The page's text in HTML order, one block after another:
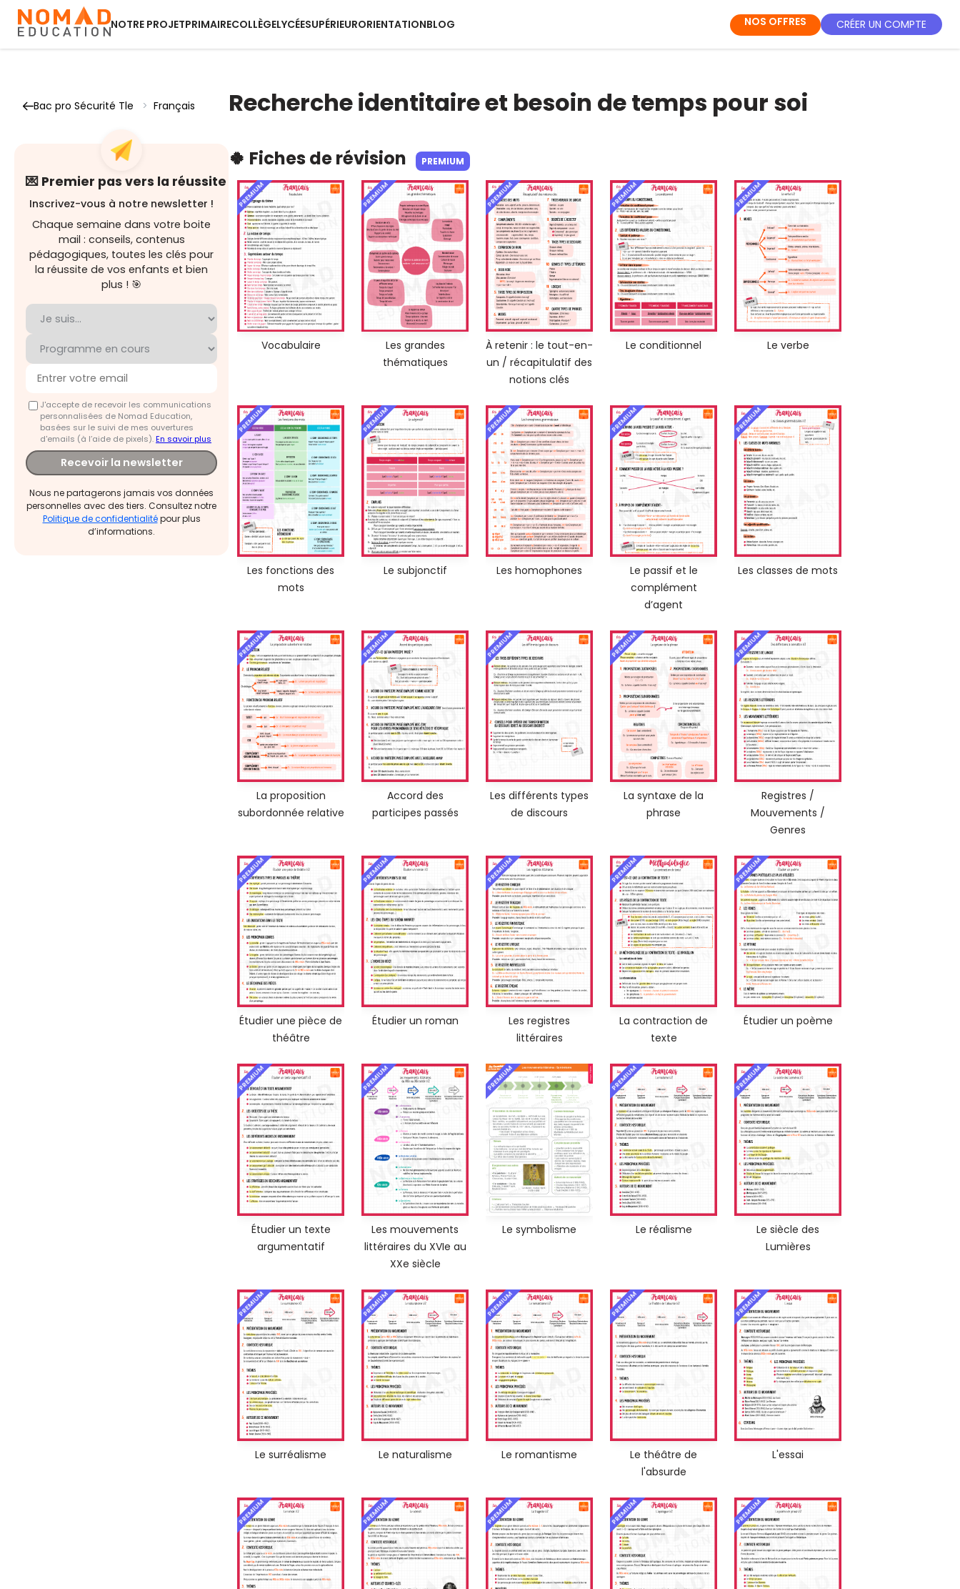
NOTRE PROJETPRIMAIRECOLLÈGELYCÉESUPÉRIEURORIENTATIONBLOG NOS OFFRES CRÉER UN COMPTE
Bac pro Sécurité Tle > Français
💌 Premier pas vers la réussite
Inscrivez-vous à notre newsletter !
Chaque semaine dans votre boite
mail : conseils, contenus
pédagogiques, toutes les clés pour
la réussite de vos enfants et bien
plus ! 🎯
J'accepte de recevoir les communications
personnalisées de Nomad Education,
basées sur le suivi de mes ouvertures
d'emails (à l’aide de pixels).En savoir plus
Recevoir la newsletter
Nous ne partagerons jamais vos données
personnelles avec des tiers. Consultez notre
Politique de confidentialitépour plus
d’informations.
Recherche identitaire et besoin de temps pour soi
🍀 Fiches de révision PREMIUM
PREMIUM
Vocabulaire
PREMIUM
Les grandes
thématiques
PREMIUM
À retenir : le tout-en-
un / récapitulatif des
notions clés
PREMIUM
Le conditionnel
PREMIUM
Le verbe
PREMIUM
Les fonctions des
mots
PREMIUM
Le subjonctif
PREMIUM
Les homophones
PREMIUM
Le passif et le
complément
d’agent
PREMIUM
Les classes de mots
PREMIUM
La proposition
subordonnée relative
PREMIUM
Accord des
participes passés
PREMIUM
Les différents types
de discours
PREMIUM
La syntaxe de la
phrase
PREMIUM
Registres /
Mouvements /
Genres
PREMIUM
Étudier une pièce de
théâtre
PREMIUM
Étudier un roman
PREMIUM
Les registres
littéraires
PREMIUM
La contraction de
texte
PREMIUM
Étudier un poème
PREMIUM
Étudier un texte
argumentatif
PREMIUM
Les mouvements
littéraires du XVIe au
XXe siècle
PREMIUM
Le symbolisme
PREMIUM
Le réalisme
PREMIUM
Le siècle des
Lumières
PREMIUM
Le surréalisme
PREMIUM
Le naturalisme
PREMIUM
Le romantisme
PREMIUM
Le théâtre de
l'absurde
PREMIUM
L'essai
PREMIUM PREMIUM PREMIUM PREMIUM PREMIUM